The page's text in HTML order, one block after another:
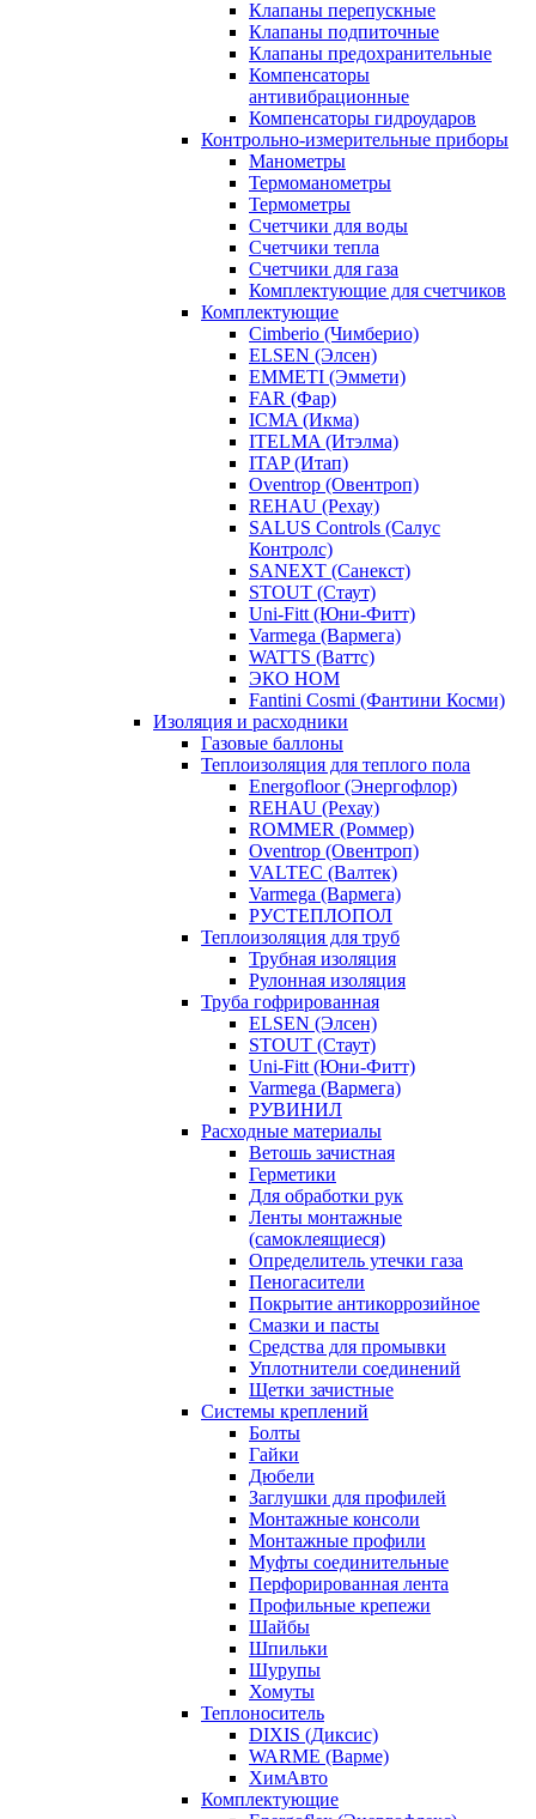
Клапаны перепускные
Клапаны подпиточные
Клапаны предохранительные
Компенсаторы
антивибрационные
Компенсаторы гидроударов
Контрольно-измерительные приборы
Манометры
Термоманометры
Термометры
Счетчики для воды
Счетчики тепла
Счетчики для газа
Комплектующие для счетчиков
Комплектующие
Cimberio (Чимберио)
ELSEN (Элсен)
EMMETI (Эммети)
FAR (Фар)
ICMA (Икма)
ITELMA (Итэлма)
ITAP (Итап)
Oventrop (Овентроп)
REHAU (Рехау)
SALUS Controls (Салус
Контролс)
SANEXT (Санекст)
STOUT (Стаут)
Uni-Fitt (Юни-Фитт)
Varmega (Вармега)
WATTS (Ваттс)
ЭКО НОМ
Fantini Cosmi (Фантини Косми)
Изоляция и расходники
Газовые баллоны
Теплоизоляция для теплого пола
Energofloor (Энергофлор)
REHAU (Рехау)
ROMMER (Роммер)
Oventrop (Овентроп)
VALTEC (Валтек)
Varmega (Вармега)
РУСТЕПЛОПОЛ
Теплоизоляция для труб
Трубная изоляция
Рулонная изоляция
Труба гофрированная
ELSEN (Элсен)
STOUT (Стаут)
Uni-Fitt (Юни-Фитт)
Varmega (Вармега)
РУВИНИЛ
Расходные материалы
Ветошь зачистная
Герметики
Для обработки рук
Ленты монтажные
(самоклеящиеся)
Определитель утечки газа
Пеногасители
Покрытие антикоррозийное
Смазки и пасты
Средства для промывки
Уплотнители соединений
Щетки зачистные
Системы креплений
Болты
Гайки
Дюбели
Заглушки для профилей
Монтажные консоли
Монтажные профили
Муфты соединительные
Перфорированная лента
Профильные крепежи
Шайбы
Шпильки
Шурупы
Хомуты
Теплоноситель
DIXIS (Диксис)
WARME (Варме)
ХимАвто
Комплектующие